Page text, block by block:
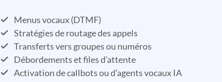
Menus vocaux (DTMF)
Stratégies de routage des appels
Transferts vers groupes ou numéros
Débordements et files d’attente
Activation de callbots ou d’agents vocaux IA